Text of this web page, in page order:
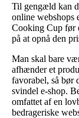
Til gengæld kan
online webshops
Cooking Cup før
på at opnå den
Man skal bare
afhænder et
favorabel, så bør
svindel e-shop.
omfattet af en
bedrageriske